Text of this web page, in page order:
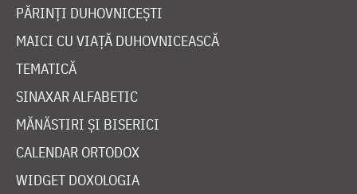
PĂRINȚI DUHOVNICEȘTI
MAICI CU VIAȚĂ DUHOVNICEASCĂ
TEMATICĂ
SINAXAR ALFABETIC
MĂNĂSTIRI ȘI BISERICI
CALENDAR ORTODOX
WIDGET DOXOLOGIA